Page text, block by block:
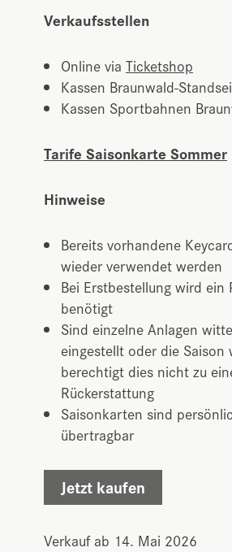
Verkaufsstellen
Online via Ticketshop
Kassen Braunwald-
Kassen Sportbahnen
Tarife Saisonkarte Sommer
Hinweise
Bereits vorhandene
wieder verwendet werden
Bei Erstbestellung wird ein
benötigt
Sind einzelne Anlagen
eingestellt oder die Saison
berechtigt dies nicht zu
Rückerstattung
Saisonkarten sind
übertragbar
Jetzt kaufen
Verkauf ab 14. Mai 2026